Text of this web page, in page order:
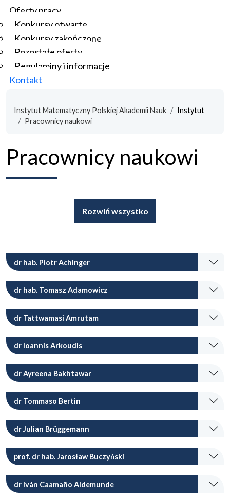
Oferty pracy
Konkursy otwarte
Konkursy zakończone
Pozostałe oferty
Regulaminy i informacje
Kontakt
Instytut Matematyczny Polskiej Akademii Nauk
Instytut
Pracownicy naukowi
Pracownicy naukowi
Rozwiń wszystko
dr hab. Piotr Achinger
dr hab. Tomasz Adamowicz
dr Tattwamasi Amrutam
dr Ioannis Arkoudis
dr Ayreena Bakhtawar
dr Tommaso Bertin
dr Julian Brüggemann
prof. dr hab. Jarosław Buczyński
dr Iván Caamaño Aldemunde